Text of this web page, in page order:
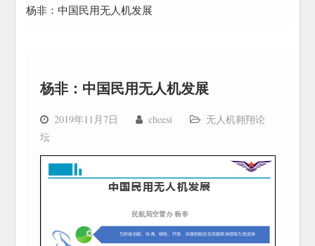
杨非：中国民用无人机发展
杨非：中国民用无人机发展
2019年11月7日 cheesi
无人机翱翔论
坛